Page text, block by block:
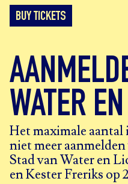
BUY TICKETS
WATER
Het maximale
niet meer
Stad van Water en
en Kester Freriks op